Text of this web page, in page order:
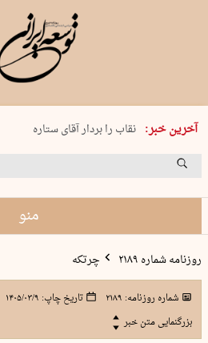
آخرین خبر:
پنجشنبه 15 مرداد 1405 شماره 2243
نقاب را بردار آقای ستاره
کدام فوتبال؟
منو
روزنامه شماره ۲۱۸۹ چرتکه
شماره روزنامه: ۲۱۸۹ تاریخ چاپ: ۱۴۰۵/۰۳/۹
بزرگنمایی متن خبر